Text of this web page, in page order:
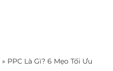
» PPC Là Gì? 6 Mẹo Tối Ưu